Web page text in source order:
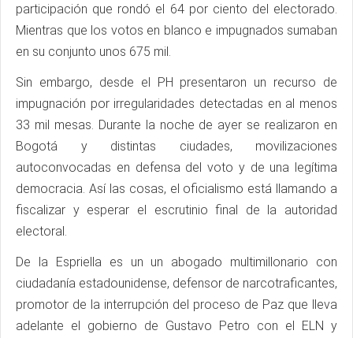
participación que rondó el 64 por ciento del electorado.
Mientras que los votos en blanco e impugnados sumaban
en su conjunto unos 675 mil.
Sin embargo, desde el PH presentaron un recurso de
impugnación por irregularidades detectadas en al menos
33 mil mesas. Durante la noche de ayer se realizaron en
Bogotá y distintas ciudades, movilizaciones
autoconvocadas en defensa del voto y de una legítima
democracia. Así las cosas, el oficialismo está llamando a
fiscalizar y esperar el escrutinio final de la autoridad
electoral.
De la Espriella es un un abogado multimillonario con
ciudadanía estadounidense, defensor de narcotraficantes,
promotor de la interrupción del proceso de Paz que lleva
adelante el gobierno de Gustavo Petro con el ELN y